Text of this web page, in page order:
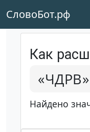
СловоБот.рф
Как
«ЧДРВ»
Найдено